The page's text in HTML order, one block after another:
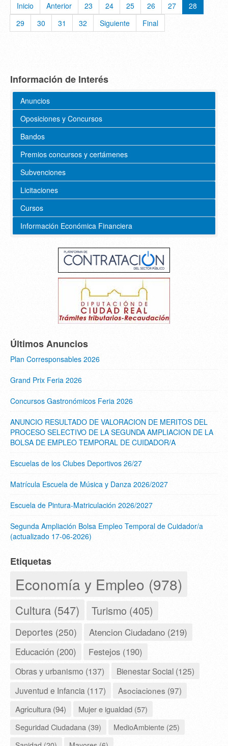
Inicio Anterior 23 24 25 26 27
28
29
30 31 32 Siguiente Final
Información de Interés
Anuncios
Oposiciones y Concursos
Bandos
Premios concursos y certámenes
Subvenciones
Licitaciones
Cursos
Información Económica Financiera
Últimos Anuncios
Plan Corresponsables 2026
Grand Prix Feria 2026
Concursos Gastronómicos Feria 2026
ANUNCIO RESULTADO DE VALORACION DE MERITOS DEL
PROCESO SELECTIVO DE LA SEGUNDA AMPLIACION DE LA
BOLSA DE EMPLEO TEMPORAL DE CUIDADOR/A
Escuelas de los Clubes Deportivos 26/27
Matrícula Escuela de Música y Danza 2026/2027
Escuela de Pintura-Matriculación 2026/2027
Segunda Ampliación Bolsa Empleo Temporal de Cuidador/a
(actualizado 17-06-2026)
Etiquetas
Economía y Empleo (978)
Cultura (547) Turismo (405)
Deportes (250) Atencion Ciudadano (219)
Educación (200) Festejos (190)
Obras y urbanismo (137)
Bienestar Social (125)
Juventud e Infancia (117)
Asociaciones (97)
Agricultura (94)
Mujer e igualdad (57)
Seguridad Ciudadana (39)
MedioAmbiente (25)